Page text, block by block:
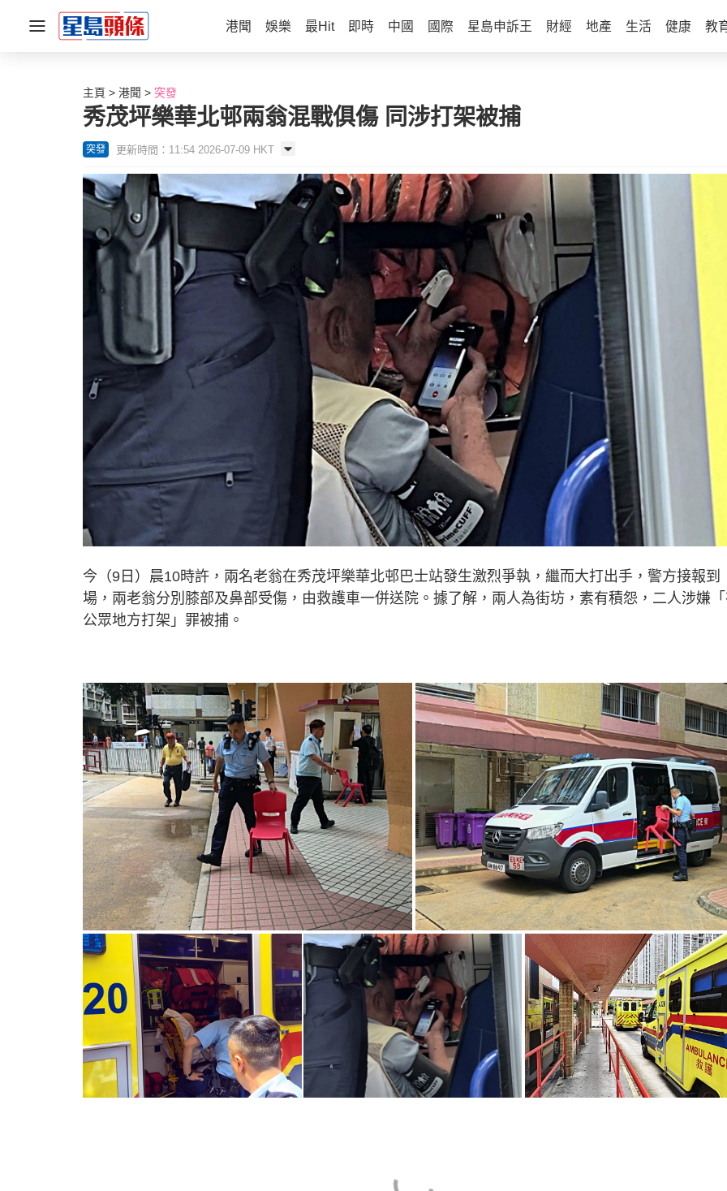
港聞 娛樂 最Hit 即時 中國 國際 星島申訴王 財經 地產 生活 健康 教
主頁 港聞 突發
秀茂坪樂華北邨兩翁混戰俱傷 同涉打架被捕
突發 更新時間：11:54 2026-07-09 HKT
今（9日）晨10時許，兩名老翁在秀茂坪樂華北邨巴士站發生激烈爭執，繼而大打出手，警方接報到
場，兩老翁分別膝部及鼻部受傷，由救護車一併送院。據了解，兩人為街坊，素有積怨，二人涉嫌
公眾地方打架」罪被捕。